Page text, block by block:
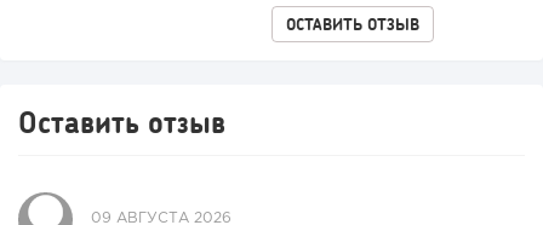
ОСТАВИТЬ ОТЗЫВ
Оставить отзыв
09 АВГУСТА 2026